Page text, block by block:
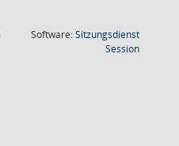
Software:Sitzungsdienst
Session(Wird in